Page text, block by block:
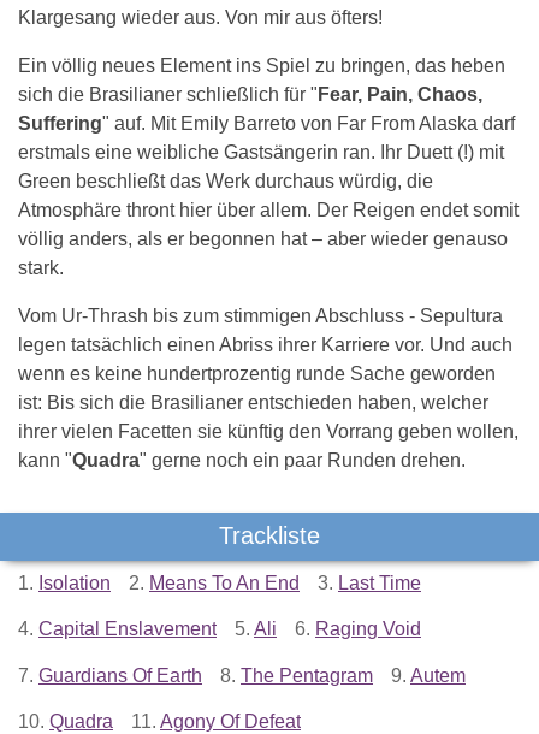
Klargesang wieder aus. Von mir aus öfters!
Ein völlig neues Element ins Spiel zu bringen, das heben
sich die Brasilianer schließlich für " Fear, Pain, Chaos,
Suffering" auf. Mit Emily Barreto von Far From Alaska darf
erstmals eine weibliche Gastsängerin ran. Ihr Duett (!) mit
Green beschließt das Werk durchaus würdig, die
Atmosphäre thront hier über allem. Der Reigen endet somit
völlig anders, als er begonnen hat – aber wieder genauso
stark.
Vom Ur-Thrash bis zum stimmigen Abschluss - Sepultura
legen tatsächlich einen Abriss ihrer Karriere vor. Und auch
wenn es keine hundertprozentig runde Sache geworden
ist: Bis sich die Brasilianer entschieden haben, welcher
ihrer vielen Facetten sie künftig den Vorrang geben wollen,
kann "Quadra" gerne noch ein paar Runden drehen.
Trackliste
1. Isolation 2. Means To An End 3. Last Time
4. Capital Enslavement 5. Ali 6. Raging Void
7. Guardians Of Earth 8. The Pentagram 9. Autem
10. Quadra 11. Agony Of Defeat